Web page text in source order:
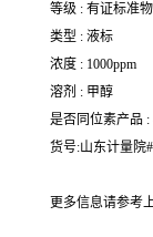
等级 : 有证标准
类型 : 液标
浓度 : 1000ppm
溶剂 : 甲醇
是否同位素产品
货号:山东计量院
更多信息请参考